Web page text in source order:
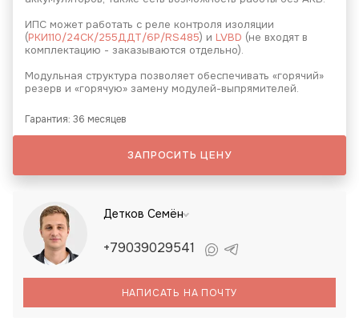
ИПС может работать с реле контроля изоляции
(РКИ110/24СК/255ДДТ/6Р/RS485) и LVBD (не входят в
комплектацию - заказываются отдельно).
Модульная структура позволяет обеспечивать «горячий»
резерв и «горячую» замену модулей-выпрямителей.
Гарантия: 36 месяцев
ЗАПРОСИТЬ ЦЕНУ
Детков Семён
+79039029541
НАПИСАТЬ НА ПОЧТУ